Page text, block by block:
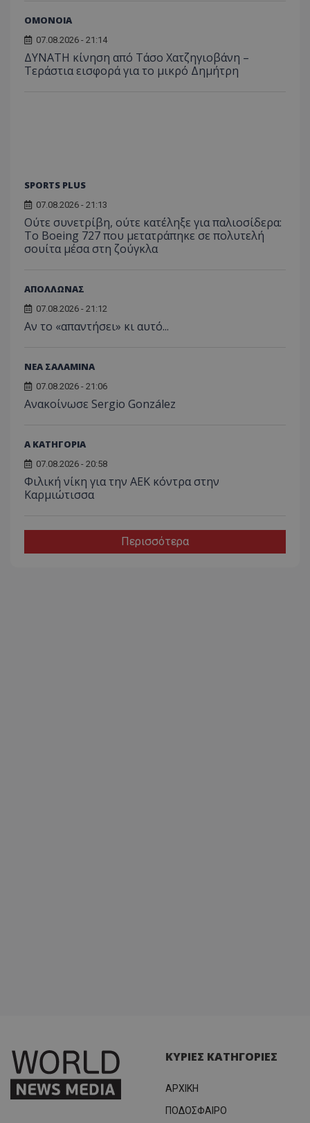
ΟΜΟΝΟΙΑ
07.08.2026 - 21:14
ΔΥΝΑΤΗ κίνηση από Τάσο Χατζηγιοβάνη –
Τεράστια εισφορά για το μικρό Δημήτρη
SPORTS PLUS
07.08.2026 - 21:13
Ούτε συνετρίβη, ούτε κατέληξε για παλιοσίδερα:
Το Boeing 727 που μετατράπηκε σε πολυτελή
σουίτα μέσα στη ζούγκλα
ΑΠΟΛΛΩΝΑΣ
07.08.2026 - 21:12
Αν το «απαντήσει» κι αυτό...
ΝΕΑ ΣΑΛΑΜΙΝΑ
07.08.2026 - 21:06
Ανακοίνωσε Sergio González
Α ΚΑΤΗΓΟΡΙΑ
07.08.2026 - 20:58
Φιλική νίκη για την ΑΕΚ κόντρα στην
Καρμιώτισσα
Περισσότερα
ΚΥΡΙΕΣ ΚΑΤΗΓΟΡΙΕΣ
ΑΡΧΙΚΗ
ΠΟΔΟΣΦΑΙΡΟ